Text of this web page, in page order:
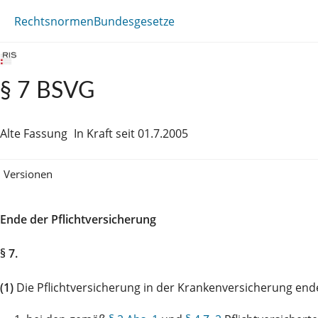
RechtsnormenBundesgesetze
§ 7 BSVG
Alte Fassung In Kraft seit 01.7.2005
Versionen
Ende der Pflichtversicherung
§ 7.
(1) Die Pflichtversicherung in der Krankenversicherung